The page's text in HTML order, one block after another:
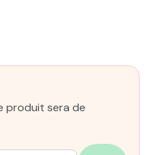
produit sera de